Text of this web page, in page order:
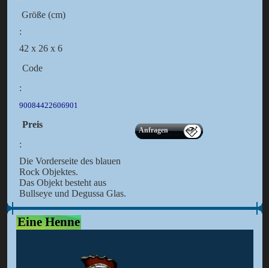
Größe (cm)
:
42 x 26 x 6
Code
:
90084422606901
Preis
:
Anfragen
Die Vorderseite des blauen
Rock Objektes.
Das Objekt besteht aus
Bullseye und Degussa Glas.
Eine Henne